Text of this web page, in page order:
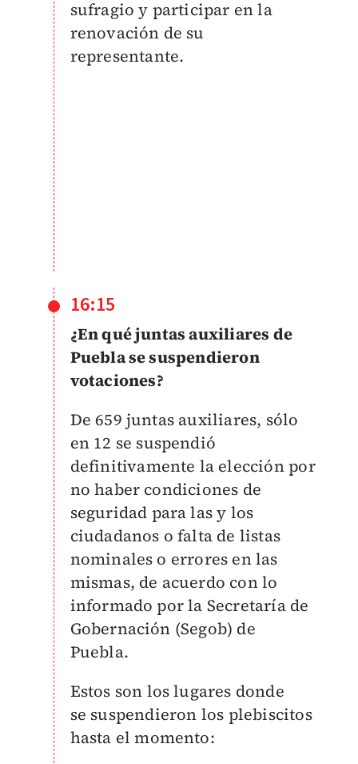
sufragio y participar en la
renovación de su
representante.
16:15
¿En qué juntas auxiliares de
Puebla se suspendieron
votaciones?
De 659 juntas auxiliares, sólo
en 12 se suspendió
definitivamente la elección por
no haber condiciones de
seguridad para las y los
ciudadanos o falta de listas
nominales o errores en las
mismas, de acuerdo con lo
informado por la Secretaría de
Gobernación (Segob) de
Puebla.
Estos son los lugares donde
se suspendieron los plebiscitos
hasta el momento: